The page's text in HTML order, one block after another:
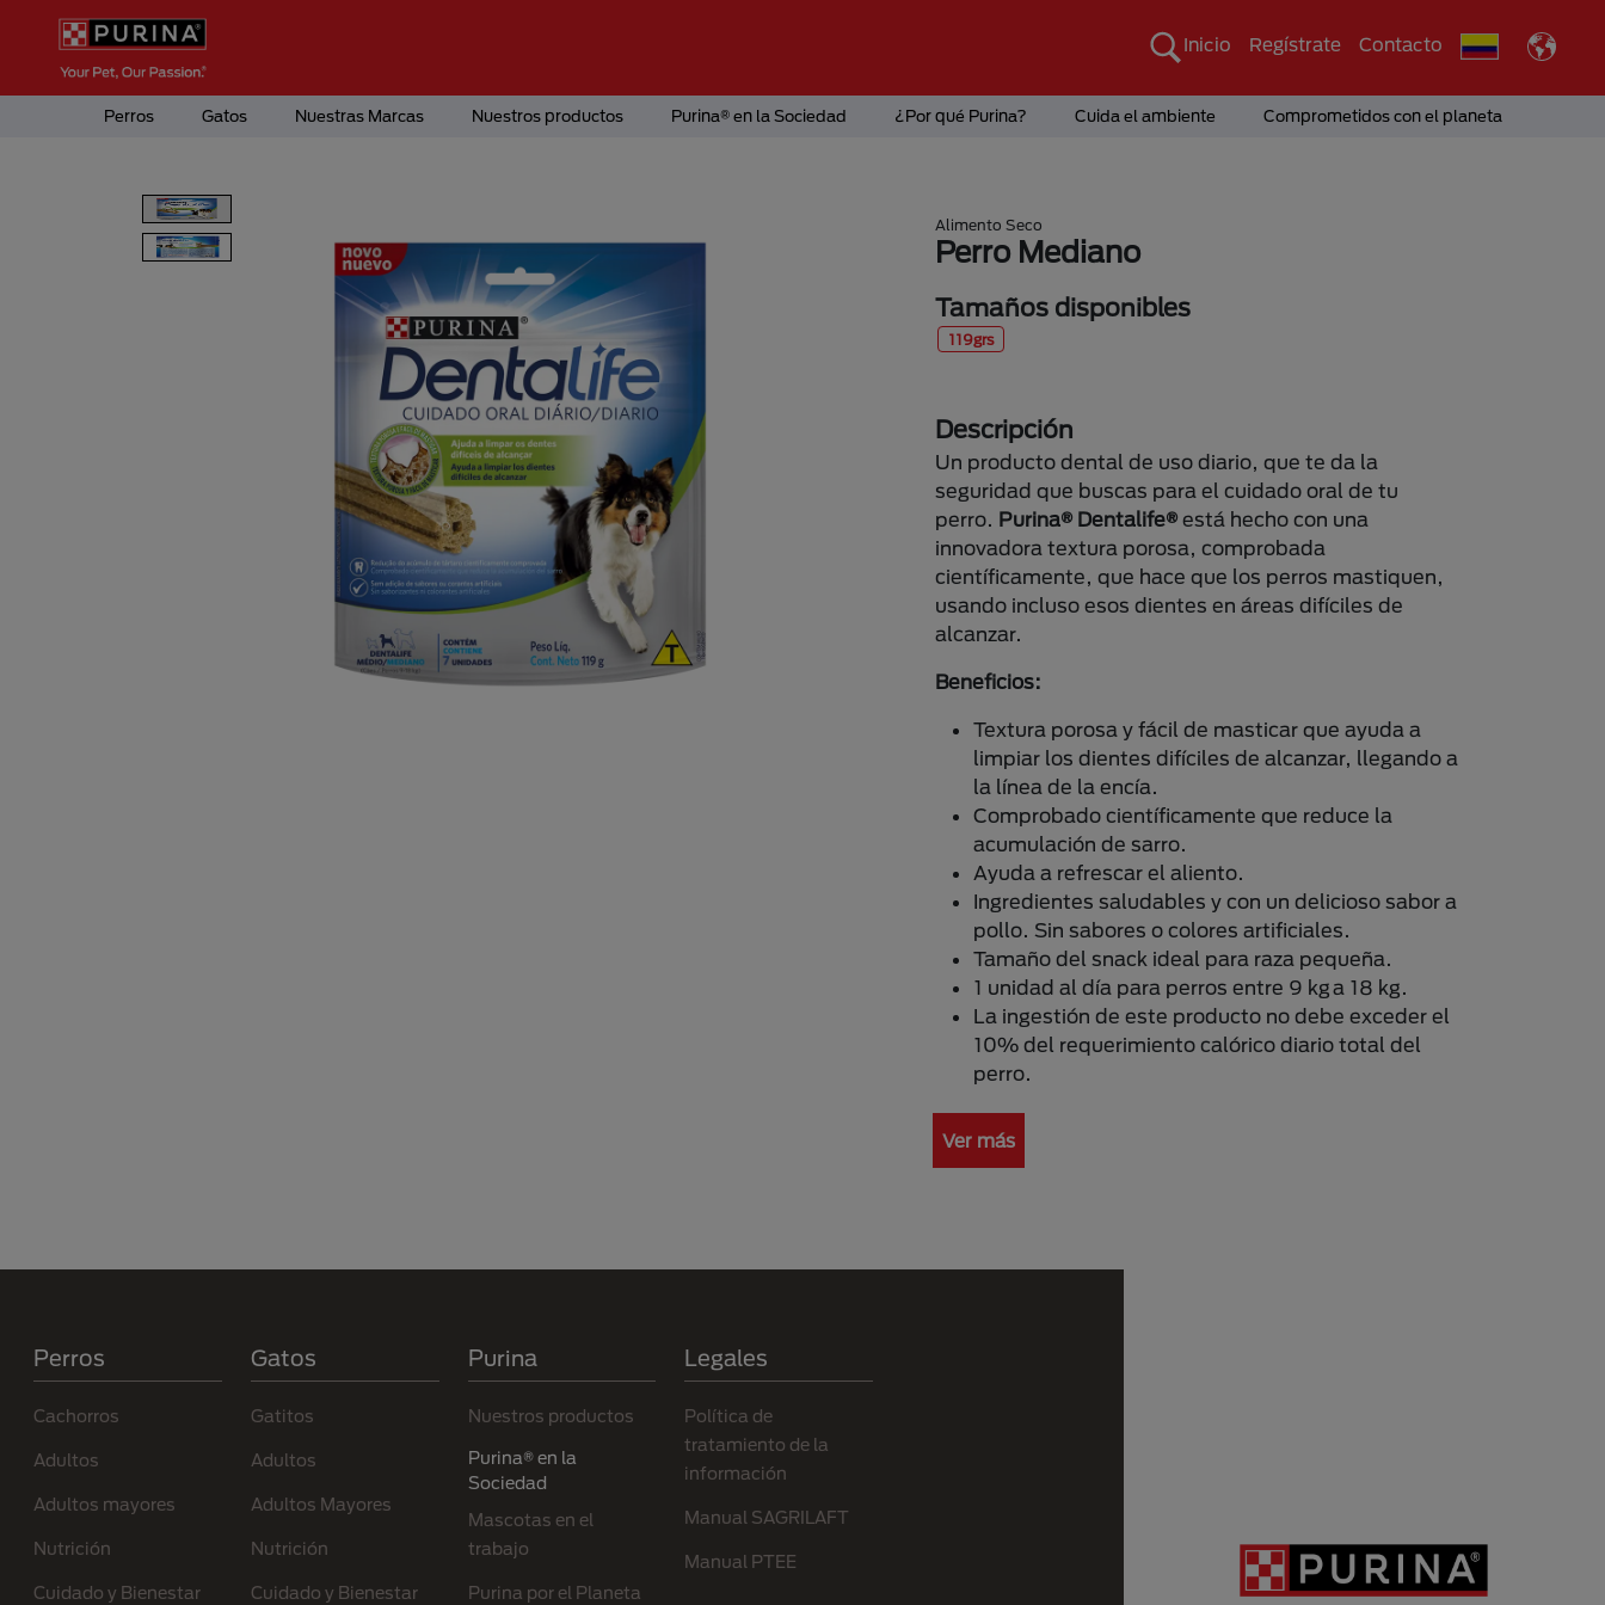
Pasar al contenido principal
Menú Secundario Purina
Inicio Regístrate Contacto
Menú Principal Purina
Perros Gatos Nuestras Marcas Nuestros productos Purina® en la Sociedad ¿Por qué Purina? Cuida el ambiente Comprometidos con el planeta
Alimento Seco
Perro Mediano
Tamaños disponibles
119grs
Descripción
Un producto dental de uso diario, que te da la
seguridad que buscas para el cuidado oral de tu
perro. Purina® Dentalife® está hecho con una
innovadora textura porosa, comprobada
científicamente, que hace que los perros mastiquen,
usando incluso esos dientes en áreas difíciles de
alcanzar.
Beneficios:
Textura porosa y fácil de masticar que ayuda a
limpiar los dientes difíciles de alcanzar, llegando a
la línea de la encía.
Comprobado científicamente que reduce la
acumulación de sarro.
Ayuda a refrescar el aliento.
Ingredientes saludables y con un delicioso sabor a
pollo. Sin sabores o colores artificiales.
Tamaño del snack ideal para raza pequeña.
1 unidad al día para perros entre 9 kg a 18 kg.
La ingestión de este producto no debe exceder el
10% del requerimiento calórico diario total del
perro.
Ver más
Perros
Cachorros
Adultos
Adultos mayores
Nutrición
Cuidado y Bienestar
Gatos
Gatitos
Adultos
Adultos Mayores
Nutrición
Cuidado y Bienestar
Purina
Nuestros productos
Purina® en la
Sociedad
Mascotas en el
trabajo
Purina por el Planeta
Legales
Política de
tratamiento de la
información
Manual SAGRILAFT
Manual PTEE